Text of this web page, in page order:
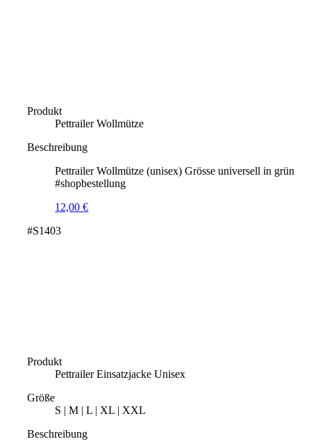
Produkt
Pettrailer Wollmütze
Beschreibung
Pettrailer Wollmütze (unisex) Grösse universell in grün
#shopbestellung
12,00€
#S1403
Produkt
Pettrailer Einsatzjacke Unisex
Größe
S | M | L | XL | XXL
Beschreibung